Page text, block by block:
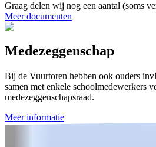
Graag delen wij nog een aantal (soms
Meer documenten
Medezeggenschap
Bij de Vuurtoren hebben ook ouders
samen met enkele schoolmedewerkers
medezeggenschapsraad.
Meer informatie